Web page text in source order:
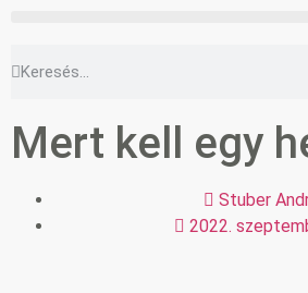
Mert kell egy
Stuber
2022.